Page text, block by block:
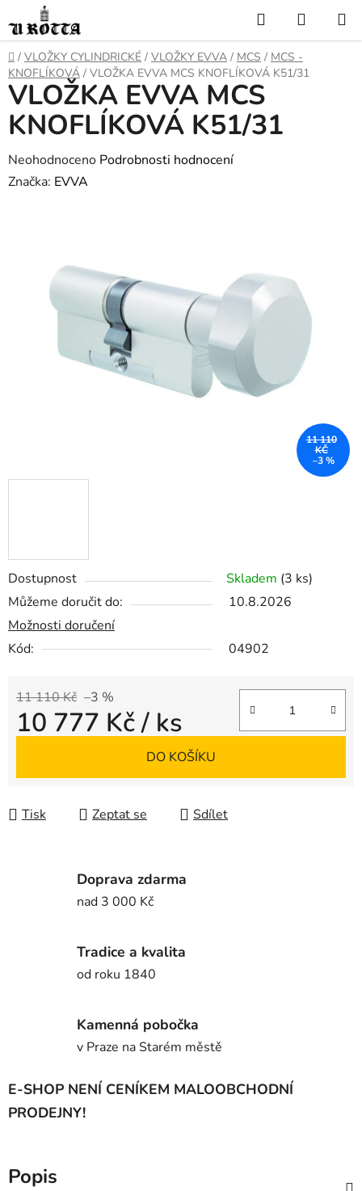
na
obsah
Hledat
KOŠÍK
DOMŮ
/ VLOŽKY CYLINDRICKÉ / VLOŽKY EVVA / MCS / MCS -
KNOFLÍKOVÁ / VLOŽKA EVVA MCS KNOFLÍKOVÁ K51/31
Dostupnost Skladem (3 ks)
Můžeme doručit do:
10.8.2026
Možnosti doručení
Kód:
04902
11 110 Kč –3 %
10 777 Kč/ ks
DO KOŠÍKU
Tisk Zeptat se Sdílet
VLOŽKA EVVA MCS
KNOFLÍKOVÁ K51/31
Průměrné
hodnocení
hvězdiček.
Neohodnoceno Podrobnosti hodnocení
Značka: EVVA
11 110
KČ
–3 %
Doprava zdarma
nad 3 000 Kč
Tradice a kvalita
od roku 1840
Kamenná pobočka
v Praze na Starém městě
E-SHOP NENÍ CENÍKEM MALOOBCHODNÍ
PRODEJNY!
Popis